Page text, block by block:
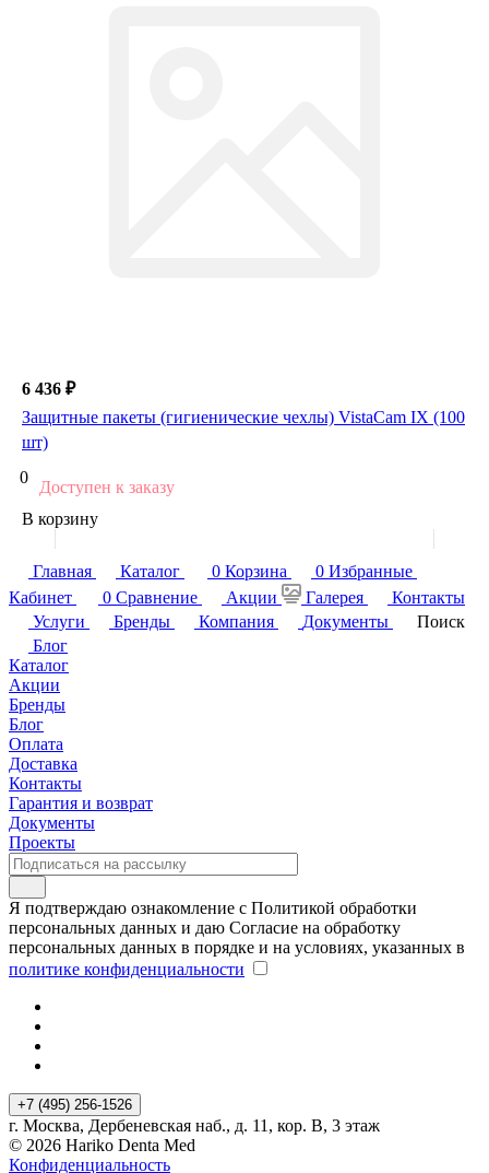
6 436 ₽
Защитные пакеты (гигиенические чехлы) VistaCam IX (100
шт)
0
Доступен к заказу
В корзину
Главная Каталог 0 Корзина 0 Избранные
Кабинет
0 Сравнение Акции Галерея
Контакты
Услуги
Бренды Компания Документы
Поиск
Блог
Каталог
Акции
Бренды
Блог
Оплата
Доставка
Контакты
Гарантия и возврат
Документы
Проекты
Я подтверждаю ознакомление с Политикой обработки
персональных данных и даю Согласие на обработку
персональных данных в порядке и на условиях, указанных в
политике конфиденциальности
+7 (495) 256-1526
г. Москва, Дербеневская наб., д. 11, кор. В, 3 этаж
© 2026 Hariko Denta Med
Конфиденциальность